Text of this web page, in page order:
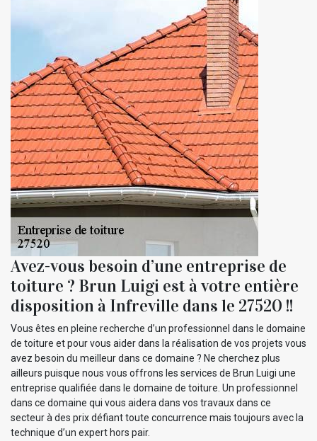
Avez-vous besoin d’une entreprise de
toiture ? Brun Luigi est à votre entière
disposition à Infreville dans le 27520 !!
Vous êtes en pleine recherche d’un professionnel dans le domaine
de toiture et pour vous aider dans la réalisation de vos projets vous
avez besoin du meilleur dans ce domaine ? Ne cherchez plus
ailleurs puisque nous vous offrons les services de Brun Luigi une
entreprise qualifiée dans le domaine de toiture. Un professionnel
dans ce domaine qui vous aidera dans vos travaux dans ce
secteur à des prix défiant toute concurrence mais toujours avec la
technique d’un expert hors pair.